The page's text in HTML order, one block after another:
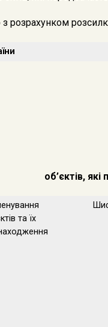
з розрахунком
об’єктів,
та їх